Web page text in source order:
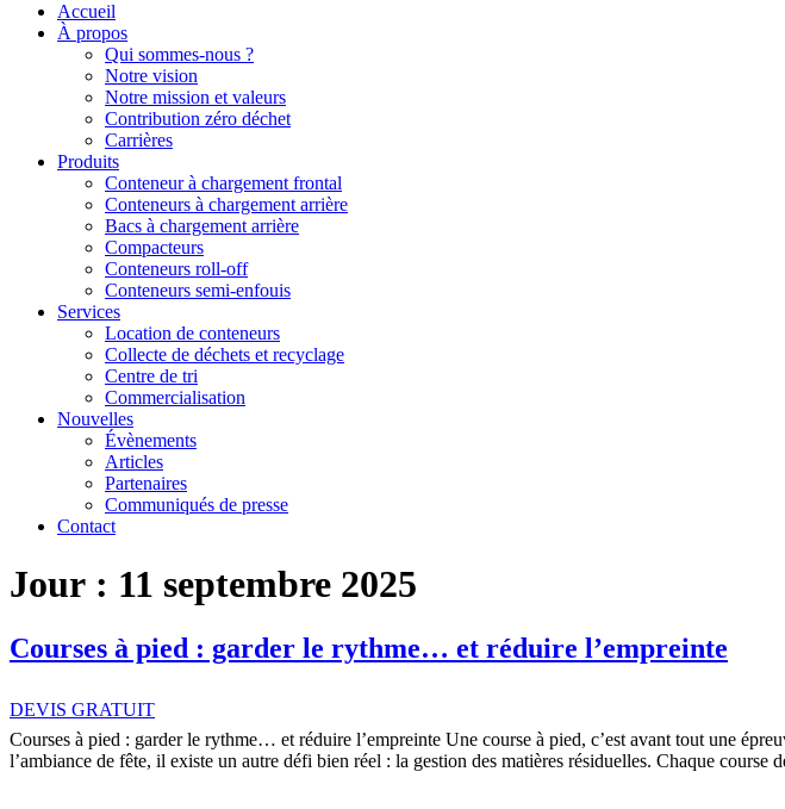
DEVIS GRATUIT
Accueil
À propos
Qui sommes-nous ?
Notre vision
Notre mission et valeurs
Contribution zéro déchet
Carrières
Produits
Conteneur à chargement frontal
Conteneurs à chargement arrière
Bacs à chargement arrière
Compacteurs
Conteneurs roll-off
Conteneurs semi-enfouis
Services
Location de conteneurs
Collecte de déchets et recyclage
Centre de tri
Commercialisation
Nouvelles
Évènements
Articles
Partenaires
Communiqués de presse
Contact
Jour : 11 septembre 2025
Courses à pied : garder le rythme… et réduire l’empreinte
Courses à pied : garder le rythme… et réduire l’empreinte Une course à pied, c’est avant tout une
l’ambiance de fête, il existe un autre défi bien réel : la gestion des matières résiduelles. Chaque